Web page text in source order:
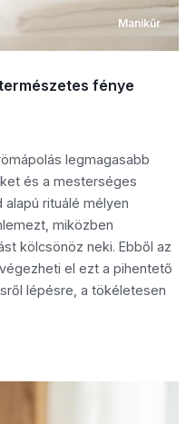
Manikűr
fénye
legmagasabb
és a mesterséges
rituálé mélyen
miközben
kölcsönöz neki. Ebből az
el ezt a pihentető
lépésre, a tökéletesen